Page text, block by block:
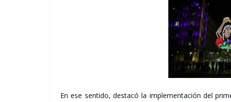
En ese sentido, destacó la implementación del